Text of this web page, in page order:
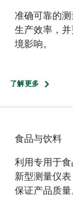
准确可靠的
生产效率，
境影响。​
了解更多
食品与饮料​
利用专用于
新型测量仪
保证产品质量